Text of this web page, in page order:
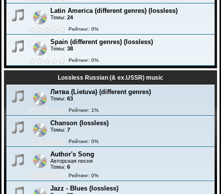
Latin America (different genres) (lossless)
Темы: 24
Рейтинг: 0%
Spain (different genres) (lossless)
Темы: 38
Рейтинг: 0%
Lossless Russian (& ex.USSR) music
Литва (Lietuva) (different genres)
Темы: 63
Рейтинг: 1%
Chanson (lossless)
Темы: 7
Рейтинг: 0%
Author's Song
Авторская песня
Темы: 6
Рейтинг: 0%
Jazz - Blues (lossless)